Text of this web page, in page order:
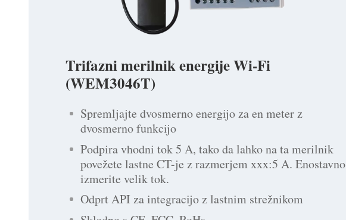
Trifazni merilnik energije Wi-Fi
(WEM3046T)
Spremljajte dvosmerno energijo za en meter z
dvosmerno funkcijo
Podpira vhodni tok 5 A, tako da lahko na ta merilnik
povežete lastne CT-je z razmerjem xxx:5 A. Enostavno
izmerite velik tok.
Odprt API za integracijo z lastnim strežnikom